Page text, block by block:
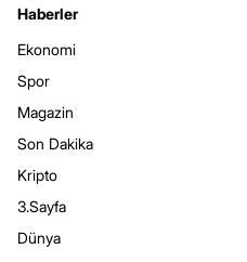
Haberler
Ekonomi
Spor
Magazin
Son Dakika
Kripto
3.Sayfa
Dünya